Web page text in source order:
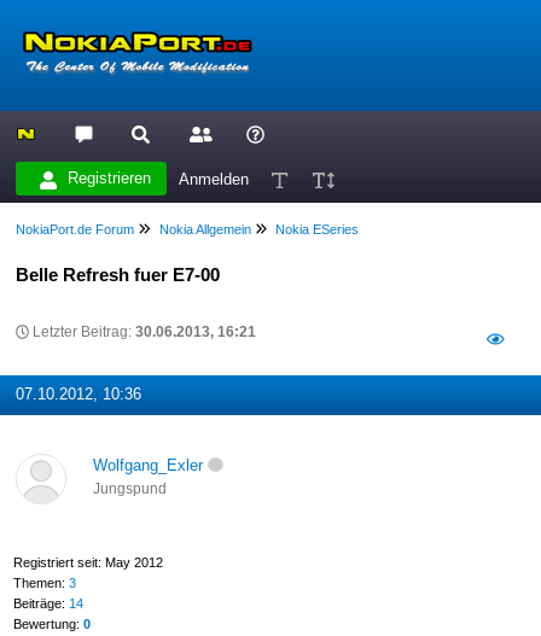
Registrieren Anmelden
NokiaPort.de Forum Nokia Allgemein Nokia ESeries
Belle Refresh fuer E7-00
Letzter Beitrag:30.06.2013, 16:21
07.10.2012, 10:36
Wolfgang_Exler
Jungspund
Registriert seit: May 2012
Themen: 3
Beiträge: 14
Bewertung: 0